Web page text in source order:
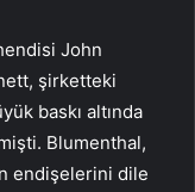
John
şirketteki
baskı altında
Blumenthal,
endişelerini dile